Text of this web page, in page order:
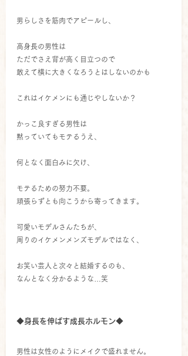
男らしさを筋肉でアピールし、
高身長の男性は
ただでさえ背が高く目立つので
敢えて横に大きくなろうとはしないのかも
これはイケメンにも通じやしないか？
かっこ良すぎる男性は
黙っていてもモテるうえ、
何となく面白みに欠け、
モテるための努力不要。
頑張らずとも向こうから寄ってきます。
可愛いモデルさんたちが、
周りのイケメンメンズモデルではなく、
お笑い芸人と次々と結婚するのも、
なんとなく分かるような…笑
◆身長を伸ばす成長ホルモン◆
男性は女性のようにメイクで盛れません。